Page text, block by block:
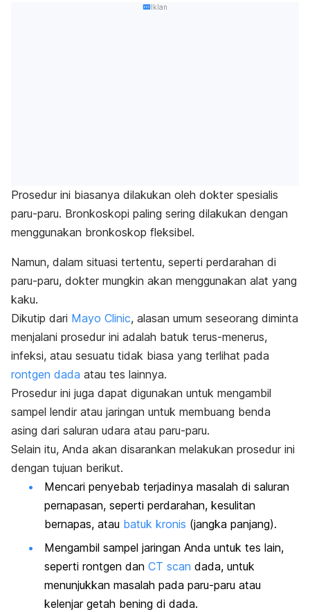
Iklan
Prosedur ini biasanya dilakukan oleh dokter spesialis
paru-paru. Bronkoskopi paling sering dilakukan dengan
menggunakan bronkoskop fleksibel.
Namun, dalam situasi tertentu, seperti perdarahan di
paru-paru, dokter mungkin akan menggunakan alat yang
kaku.
Dikutip dari Mayo Clinic, alasan umum seseorang diminta
menjalani prosedur ini adalah batuk terus-menerus,
infeksi, atau sesuatu tidak biasa yang terlihat pada
rontgen dada atau tes lainnya.
Prosedur ini juga dapat digunakan untuk mengambil
sampel lendir atau jaringan untuk membuang benda
asing dari saluran udara atau paru-paru.
Selain itu, Anda akan disarankan melakukan prosedur ini
dengan tujuan berikut.
Mencari penyebab terjadinya masalah di saluran
pernapasan, seperti perdarahan, kesulitan
bernapas, atau batuk kronis (jangka panjang).
Mengambil sampel jaringan Anda untuk tes lain,
seperti rontgen dan CT scan dada, untuk
menunjukkan masalah pada paru-paru atau
kelenjar getah bening di dada.